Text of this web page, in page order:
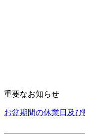
重要なお知らせ
お盆期間の休業日及